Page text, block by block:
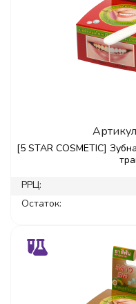
[5 STAR COSMETIC]
РРЦ:
Остаток: